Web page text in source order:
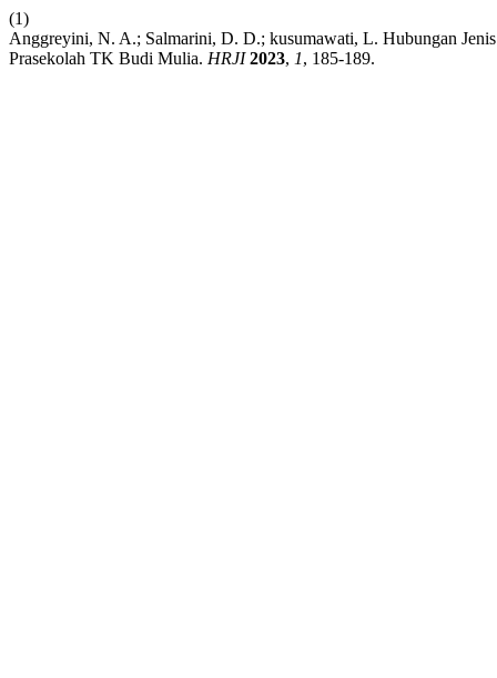
(1)
Anggreyini, N. A.; Salmarini, D. D.; kusumawati, L. Hubungan
Prasekolah TK Budi Mulia. HRJI 2023, 1, 185-189.